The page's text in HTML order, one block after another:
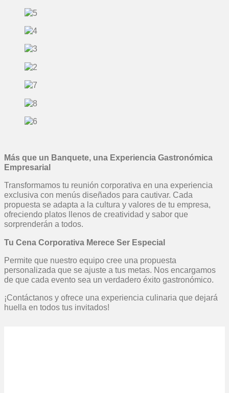
Más que un Banquete, una Experiencia Gastronómica
Empresarial
Transformamos tu reunión corporativa en una experiencia
exclusiva con menús diseñados para cautivar. Cada
propuesta se adapta a la cultura y valores de tu empresa,
ofreciendo platos llenos de creatividad y sabor que
sorprenderán a todos.
Tu Cena Corporativa Merece Ser Especial
Permite que nuestro equipo cree una propuesta
personalizada que se ajuste a tus metas. Nos encargamos
de que cada evento sea un verdadero éxito gastronómico.
¡Contáctanos y ofrece una experiencia culinaria que dejará
huella en todos tus invitados!